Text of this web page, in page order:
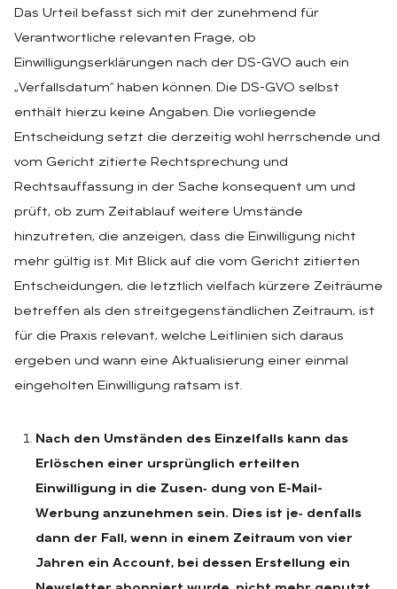
Das Urteil befasst sich mit der zunehmend für
Verantwortliche relevanten Frage, ob
Einwilligungserklärungen nach der DS-GVO auch ein
„Verfallsdatum“ haben können. Die DS-GVO selbst
enthält hierzu keine Angaben. Die vorliegende
Entscheidung setzt die derzeitig wohl herrschende und
vom Gericht zitierte Rechtsprechung und
Rechtsauffassung in der Sache konsequent um und
prüft, ob zum Zeitablauf weitere Umstände
hinzutreten, die anzeigen, dass die Einwilligung nicht
mehr gültig ist. Mit Blick auf die vom Gericht zitierten
Entscheidungen, die letztlich vielfach kürzere Zeiträume
betreffen als den streitgegenständlichen Zeitraum, ist
für die Praxis relevant, welche Leitlinien sich daraus
ergeben und wann eine Aktualisierung einer einmal
eingeholten Einwilligung ratsam ist.
Nach den Umständen des Einzelfalls kann das
Erlöschen einer ursprünglich erteilten
Einwilligung in die Zusen‑ dung von E-Mail-
Werbung anzunehmen sein. Dies ist je‑ denfalls
dann der Fall, wenn in einem Zeitraum von vier
Jahren ein Account, bei dessen Erstellung ein